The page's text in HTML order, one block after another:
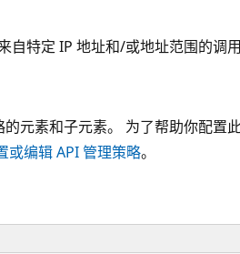
自特定 IP 地址和/或地址范围的调用
元素和子元素。 为了帮助你配置
或编辑 API 管理策略。